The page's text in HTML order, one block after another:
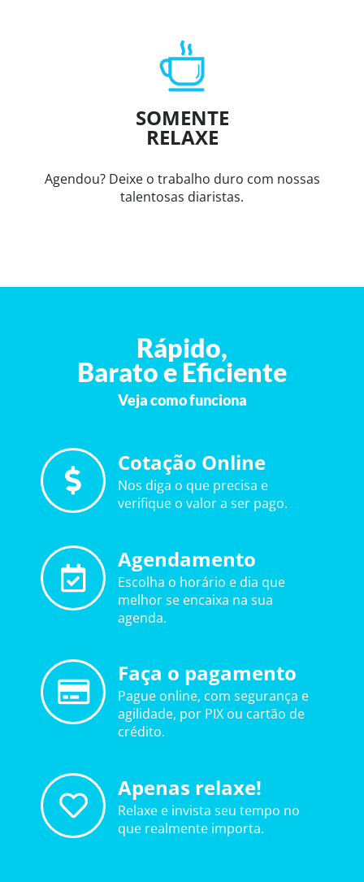
SOMENTE
RELAXE
Agendou? Deixe o trabalho duro com nossas
talentosas diaristas.
Rápido,
Barato e Eficiente
Veja como funciona
Cotação Online
Nos diga o que precisa e
verifique o valor a ser pago.
Agendamento
Escolha o horário e dia que
melhor se encaixa na sua
agenda.
Faça o pagamento
Pague online, com segurança e
agilidade, por PIX ou cartão de
crédito.
Apenas relaxe!
Relaxe e invista seu tempo no
que realmente importa.